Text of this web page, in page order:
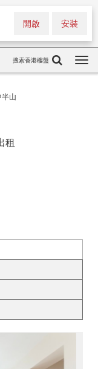
安裝
開啟
搜索香港樓盤
半山
租